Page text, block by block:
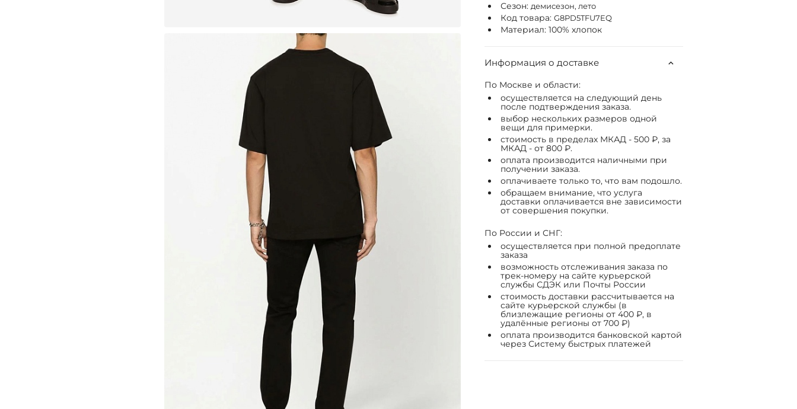
Сезон: демисезон, лето
Код товара: G8PD5TFU7EQ
Материал: 100% хлопок
Информация о доставке
По Москве и области:
осуществляется на следующий день
после подтверждения заказа.
выбор нескольких размеров одной
вещи для примерки.
стоимость в пределах МКАД - 500 ₽, за
МКАД - от 800 ₽.
оплата производится наличными при
получении заказа.
оплачиваете только то, что вам подошло.
обращаем внимание, что услуга
доставки оплачивается вне зависимости
от совершения покупки.
По России и СНГ:
осуществляется при полной предоплате
заказа
возможность отслеживания заказа по
трек-номеру на сайте курьерской
службы СДЭК или Почты России
стоимость доставки рассчитывается на
сайте курьерской службы (в
близлежащие регионы от 400 ₽, в
удалённые регионы от 700 ₽)
оплата производится банковской картой
через Систему быстрых платежей